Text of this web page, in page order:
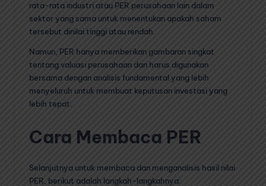
rata-rata industri atau PER perusahaan lain dalam
sektor yang sama untuk menentukan apakah saham
tersebut dinilai tinggi atau rendah.
Namun, PER hanya memberikan gambaran singkat
tentang valuasi perusahaan dan harus digunakan
bersama dengan analisis fundamental yang lebih
menyeluruh untuk membuat keputusan investasi yang
lebih tepat.
Cara Membaca PER
Selanjutnya untuk membaca dan menganalisis hasil nilai
PER, berikut adalah langkah-langkahnya: